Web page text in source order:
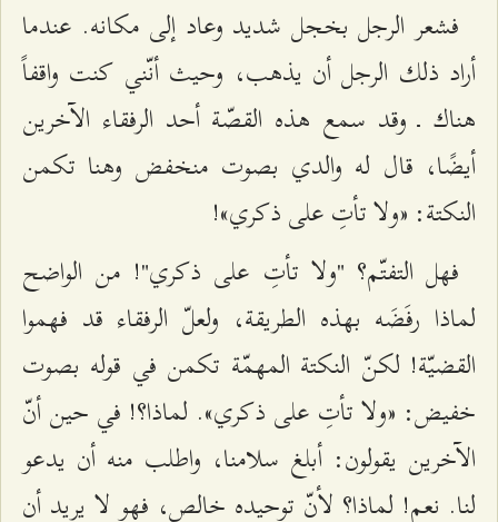
فشعر الرجل بخجل شديد وعاد إلى مكانه. عندما
أراد ذلك الرجل أن يذهب، وحيث أنّني كنت واقفاً
هناك ـ وقد سمع هذه القصّة أحد الرفقاء الآخرين
أيضًا، قال له والدي بصوت منخفض وهنا تكمن
النكتة: «ولا تأتِ على ذكري»!
فهل التفتّم؟ "ولا تأتِ على ذكري"! من الواضح
لماذا رفَضَه بهذه الطريقة، ولعلّ الرفقاء قد فهموا
القضيّة! لكنّ النكتة المهمّة تكمن في قوله بصوت
خفيض: «ولا تأتِ على ذكري». لماذا؟! في حين أنّ
الآخرين يقولون: أبلغ سلامنا، واطلب منه أن يدعو
لنا. نعم! لماذا؟ لأنّ توحيده خالص، فهو لا يريد أن